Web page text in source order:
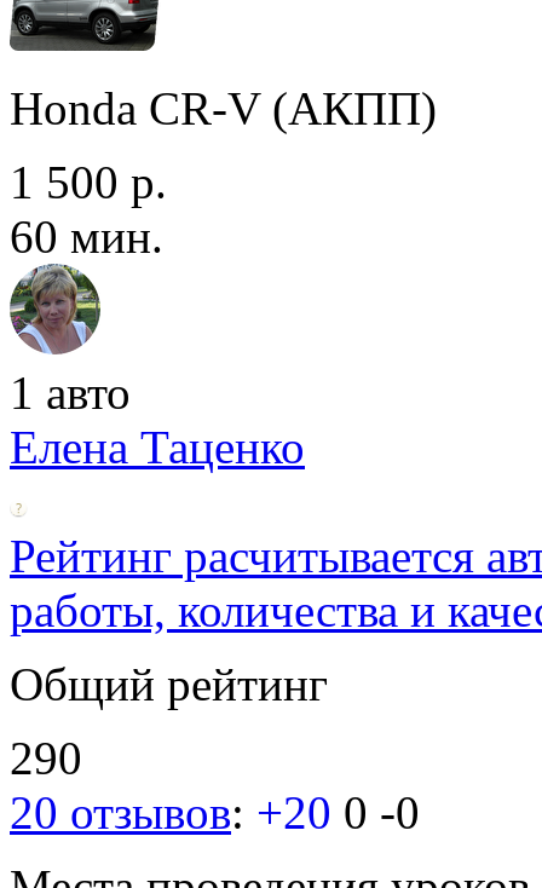
Honda CR-V (АКПП)
1 500 р.
60 мин.
1 авто
Елена Таценко
Рейтинг расчитывается
работы, количества и
Общий рейтинг
290
20 отзывов: +20 0 -0